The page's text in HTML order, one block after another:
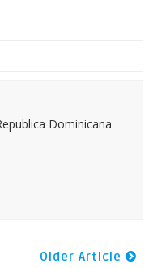
Dominicana
Older Article